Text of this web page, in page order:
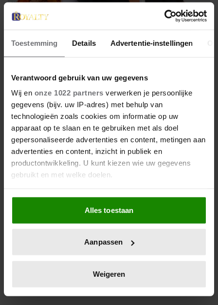
Toestemming Details Advertentie-instellingen
Verantwoord gebruik van uw gegevens
Wij en onze 1022 partners verwerken je persoonlijke
gegevens (bijv. uw IP-adres) met behulp van
technologieën zoals cookies om informatie op uw
apparaat op te slaan en te gebruiken met als doel
gepersonaliseerde advertenties en content, metingen aan
advertenties en content, inzicht in publiek en
productontwikkeling. U kunt kiezen wie uw gegevens
gebruikt en met welke doelen.
Als u het toestaat, willen we ook graag:
Informatie verzamelen over uw geografische
locatie, die tot een paar meter nauwkeurig kan zijn
scannen op specifieke eigenschappen (fingerprinting)
verwerkt en stel uw voorkeuren in het
intrekken in de Cookieverklaring.
Alles toestaan
Aanpassen
Weigeren
27 juli 2024
ZIEN: EUROPESE ROYALS IN
PARIJS VOOR OPENING
OLYMPISCHE SPELEN 2024
De Olympische Spelen van 2024 zijn begonnen en
dat laten de Europese vorsten natuurlijk niet
onopgemerkt aan zich voorbijgaan. Kijk mee naar
de foto's.